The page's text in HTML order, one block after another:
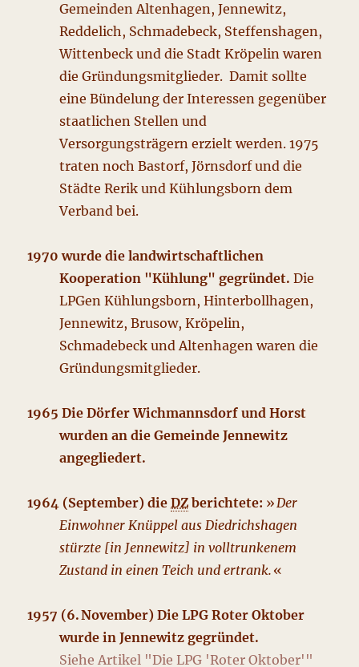
Gemeinden Altenhagen, Jennewitz,
Reddelich, Schmadebeck, Steffenshagen,
Wittenbeck und die Stadt Kröpelin waren
die Gründungsmitglieder. Damit sollte
eine Bündelung der Interessen gegenüber
staatlichen Stellen und
Versorgungsträgern erzielt werden. 1975
traten noch Bastorf, Jörnsdorf und die
Städte Rerik und Kühlungsborn dem
Verband bei.
1970 wurde die landwirtschaftlichen
Kooperation "Kühlung" gegründet. Die
LPGen Kühlungsborn, Hinterbollhagen,
Jennewitz, Brusow, Kröpelin,
Schmadebeck und Altenhagen waren die
Gründungsmitglieder.
1965 Die Dörfer Wichmannsdorf und Horst
wurden an die Gemeinde Jennewitz
angegliedert.
1964 (September) dieDZ berichtete: »Der
Einwohner Knüppel aus Diedrichshagen
stürzte [in Jennewitz] in volltrunkenem
Zustand in einen Teich und ertrank. «
1957 (6. November) Die LPG Roter Oktober
wurde in Jennewitz gegründet.
Siehe Artikel "Die LPG 'Roter Oktober'"